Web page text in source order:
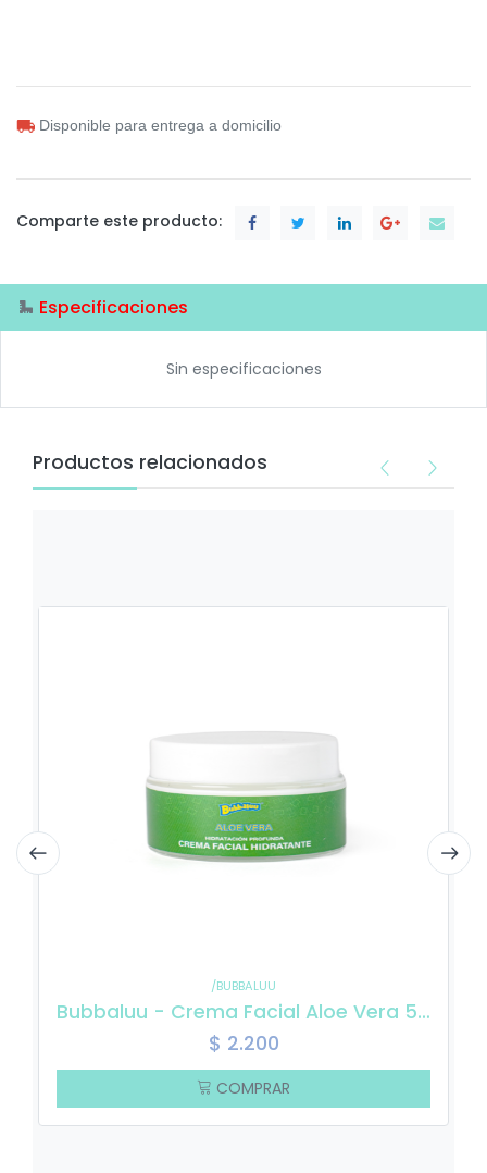
Disponible para entrega a domicilio
Comparte este producto:
Especificaciones
Sin especificaciones
Productos relacionados
/BUBBALUU
Bubbaluu - Crema Facial Aloe Vera 50 gr
$ 2.200
COMPRAR